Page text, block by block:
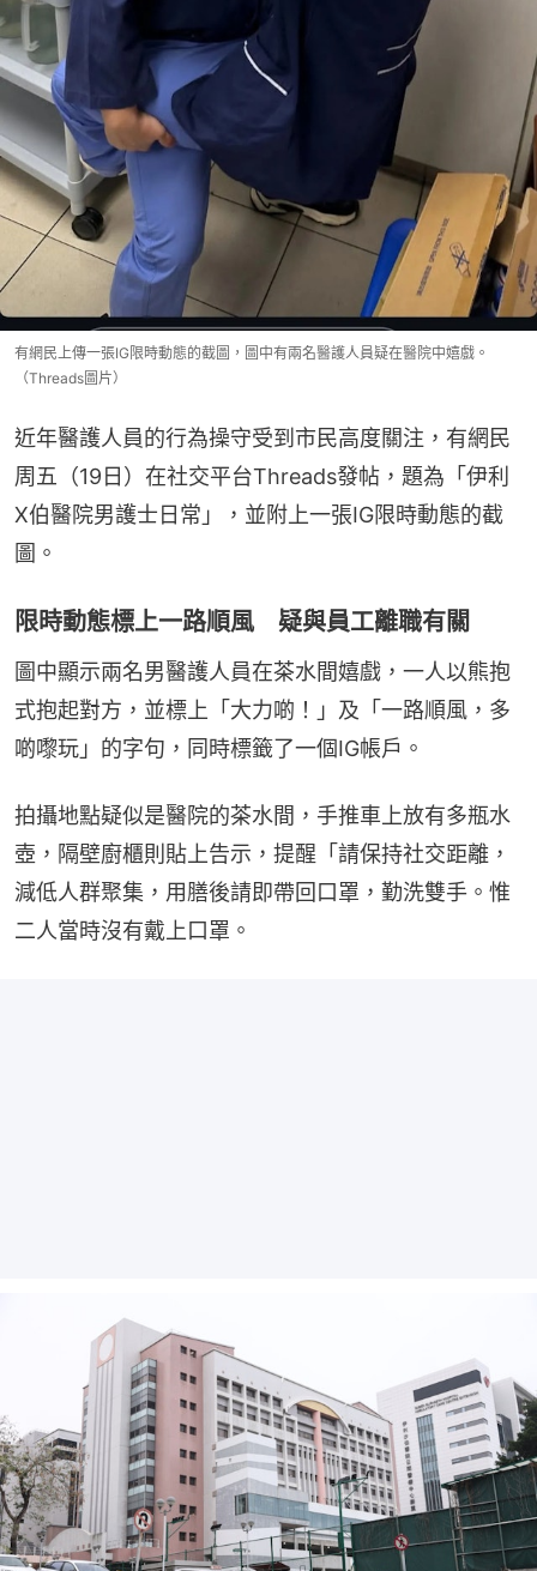
有網民上傳一張IG限時動態的截圖，圖中有兩名醫護人員疑在醫院中嬉戲。
（Threads圖片）
近年醫護人員的行為操守受到市民高度關注，有網民
周五（19日）在社交平台Threads發帖，題為「伊利
X伯醫院男護士日常」，並附上一張IG限時動態的截
圖。
限時動態標上一路順風 疑與員工離職有關
圖中顯示兩名男醫護人員在茶水間嬉戲，一人以熊抱
式抱起對方，並標上「大力啲！」及「一路順風，多
啲嚟玩」的字句，同時標籤了一個IG帳戶。
拍攝地點疑似是醫院的茶水間，手推車上放有多瓶水
壺，隔壁廚櫃則貼上告示，提醒「請保持社交距離，
減低人群聚集，用膳後請即帶回口罩，勤洗雙手。惟
二人當時沒有戴上口罩。